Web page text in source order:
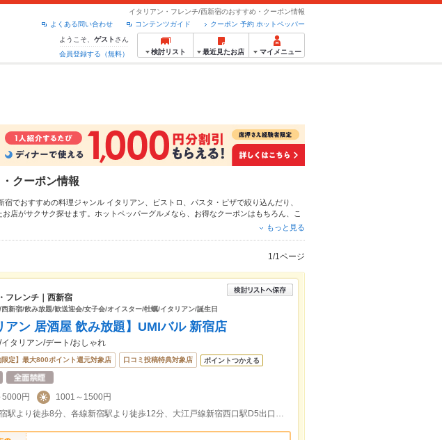
イタリアン・フレンチ/西新宿のおすすめ・クーポン情報
クーポン 予約 ホットペッパー
コンテンツガイド
よくある問い合わせ
ようこそ、 ゲスト さん
会員登録する（無料）
検討リスト 最近見たお店 マイメニュー
クーポン情報
宿でおすすめの料理ジャンル イタリアン ビストロ パスタ・ピザで絞り込んだり、
店がサクサク探せます。ホットペッパーグルメなら、お得なクーポンはもちろん、こ
節のおすすめ料理など、お店の最新情報をご紹介しているので安心！24時間使える簡単
もっと見る
1/1ページ
フレンチ｜西新宿
新宿/飲み放題/歓送迎会/女子会/オイスター/牡蠣/イタリアン/誕生日
アン 居酒屋 飲み放題】UMIバル 新宿店
タリアン/デート/おしゃれ
限定】最大800ポイント還元対象店 口コミ投稿特典対象店 ポイントつかえる
円
1001～1500円
西武新宿駅より徒歩8分、各線新宿駅より徒歩12分、大江戸線新宿西口駅D5出口が最寄り